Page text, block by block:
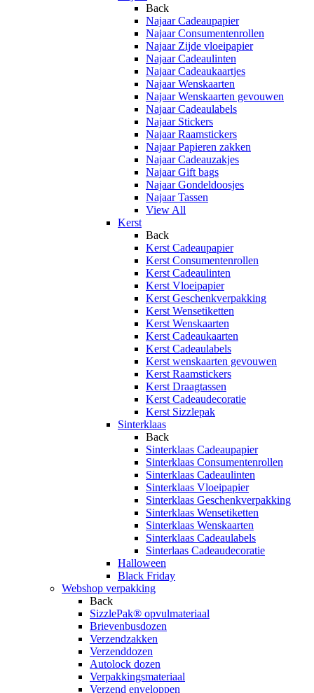
Back
Najaar Cadeaupapier
Najaar Consumentenrollen
Najaar Zijde vloeipapier
Najaar Cadeaulinten
Najaar Cadeaukaartjes
Najaar Wenskaarten
Najaar Wenskaarten gevouwen
Najaar Cadeaulabels
Najaar Stickers
Najaar Raamstickers
Najaar Papieren zakken
Najaar Cadeauzakjes
Najaar Gift bags
Najaar Gondeldoosjes
Najaar Tassen
View All
Kerst
Back
Kerst Cadeaupapier
Kerst Consumentenrollen
Kerst Cadeaulinten
Kerst Vloeipapier
Kerst Geschenkverpakking
Kerst Wensetiketten
Kerst Wenskaarten
Kerst Cadeaukaarten
Kerst Cadeaulabels
Kerst wenskaarten gevouwen
Kerst Raamstickers
Kerst Draagtassen
Kerst Cadeaudecoratie
Kerst Sizzlepak
Sinterklaas
Back
Sinterklaas Cadeaupapier
Sinterklaas Consumentenrollen
Sinterklaas Cadeaulinten
Sinterklaas Vloeipapier
Sinterklaas Geschenkverpakking
Sinterklaas Wensetiketten
Sinterklaas Wenskaarten
Sinterklaas Cadeaulabels
Sinterlaas Cadeaudecoratie
Halloween
Black Friday
Webshop verpakking
Back
SizzlePak® opvulmateriaal
Brievenbusdozen
Verzendzakken
Verzenddozen
Autolock dozen
Verpakkingsmateriaal
Verzend enveloppen